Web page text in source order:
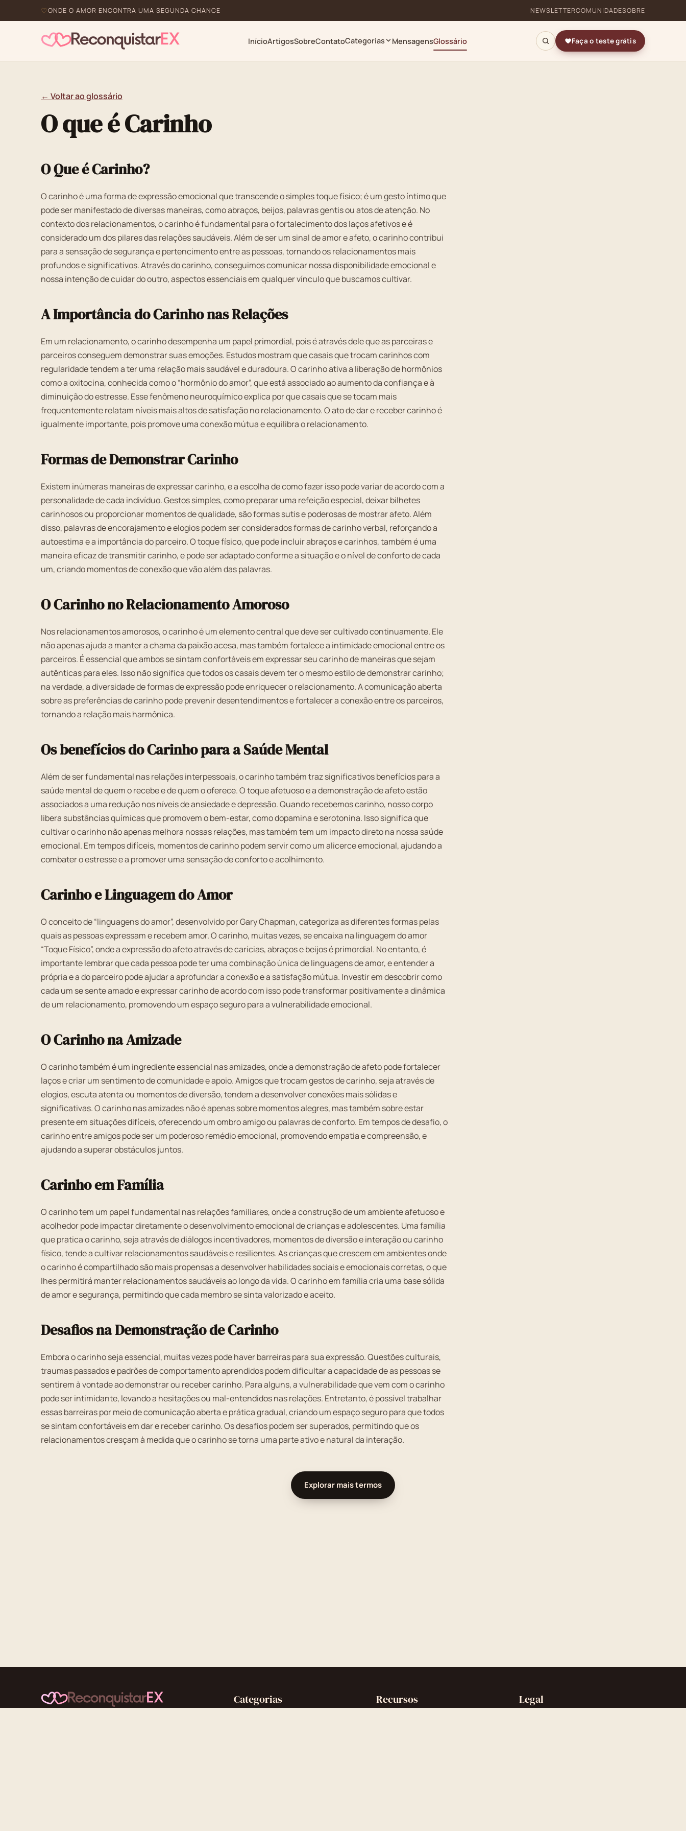
ONDE O AMOR ENCONTRA UMA SEGUNDA CHANCE NEWSLETTERCOMUNIDADESOBRE
InícioArtigosSobreContatoCategorias MensagensGlossário Faça o teste grátis
← Voltar ao glossário
O que é Carinho
O Que é Carinho?
O carinho é uma forma de expressão emocional que transcende o simples toque físico; é um gesto íntimo que
pode ser manifestado de diversas maneiras, como abraços, beijos, palavras gentis ou atos de atenção. No
contexto dos relacionamentos, o carinho é fundamental para o fortalecimento dos laços afetivos e é
considerado um dos pilares das relações saudáveis. Além de ser um sinal de amor e afeto, o carinho contribui
para a sensação de segurança e pertencimento entre as pessoas, tornando os relacionamentos mais
profundos e significativos. Através do carinho, conseguimos comunicar nossa disponibilidade emocional e
nossa intenção de cuidar do outro, aspectos essenciais em qualquer vínculo que buscamos cultivar.
A Importância do Carinho nas Relações
Em um relacionamento, o carinho desempenha um papel primordial, pois é através dele que as parceiras e
parceiros conseguem demonstrar suas emoções. Estudos mostram que casais que trocam carinhos com
regularidade tendem a ter uma relação mais saudável e duradoura. O carinho ativa a liberação de hormônios
como a oxitocina, conhecida como o “hormônio do amor”, que está associado ao aumento da confiança e à
diminuição do estresse. Esse fenômeno neuroquímico explica por que casais que se tocam mais
frequentemente relatam níveis mais altos de satisfação no relacionamento. O ato de dar e receber carinho é
igualmente importante, pois promove uma conexão mútua e equilibra o relacionamento.
Formas de Demonstrar Carinho
Existem inúmeras maneiras de expressar carinho, e a escolha de como fazer isso pode variar de acordo com a
personalidade de cada indivíduo. Gestos simples, como preparar uma refeição especial, deixar bilhetes
carinhosos ou proporcionar momentos de qualidade, são formas sutis e poderosas de mostrar afeto. Além
disso, palavras de encorajamento e elogios podem ser considerados formas de carinho verbal, reforçando a
autoestima e a importância do parceiro. O toque físico, que pode incluir abraços e carinhos, também é uma
maneira eficaz de transmitir carinho, e pode ser adaptado conforme a situação e o nível de conforto de cada
um, criando momentos de conexão que vão além das palavras.
O Carinho no Relacionamento Amoroso
Nos relacionamentos amorosos, o carinho é um elemento central que deve ser cultivado continuamente. Ele
não apenas ajuda a manter a chama da paixão acesa, mas também fortalece a intimidade emocional entre os
parceiros. É essencial que ambos se sintam confortáveis em expressar seu carinho de maneiras que sejam
autênticas para eles. Isso não significa que todos os casais devem ter o mesmo estilo de demonstrar carinho;
na verdade, a diversidade de formas de expressão pode enriquecer o relacionamento. A comunicação aberta
sobre as preferências de carinho pode prevenir desentendimentos e fortalecer a conexão entre os parceiros,
tornando a relação mais harmônica.
Os benefícios do Carinho para a Saúde Mental
Além de ser fundamental nas relações interpessoais, o carinho também traz significativos benefícios para a
saúde mental de quem o recebe e de quem o oferece. O toque afetuoso e a demonstração de afeto estão
associados a uma redução nos níveis de ansiedade e depressão. Quando recebemos carinho, nosso corpo
libera substâncias químicas que promovem o bem-estar, como dopamina e serotonina. Isso significa que
cultivar o carinho não apenas melhora nossas relações, mas também tem um impacto direto na nossa saúde
emocional. Em tempos difíceis, momentos de carinho podem servir como um alicerce emocional, ajudando a
combater o estresse e a promover uma sensação de conforto e acolhimento.
Carinho e Linguagem do Amor
O conceito de “linguagens do amor”, desenvolvido por Gary Chapman, categoriza as diferentes formas pelas
quais as pessoas expressam e recebem amor. O carinho, muitas vezes, se encaixa na linguagem do amor
“Toque Físico”, onde a expressão do afeto através de carícias, abraços e beijos é primordial. No entanto, é
importante lembrar que cada pessoa pode ter uma combinação única de linguagens de amor, e entender a
própria e a do parceiro pode ajudar a aprofundar a conexão e a satisfação mútua. Investir em descobrir como
cada um se sente amado e expressar carinho de acordo com isso pode transformar positivamente a dinâmica
de um relacionamento, promovendo um espaço seguro para a vulnerabilidade emocional.
O Carinho na Amizade
O carinho também é um ingrediente essencial nas amizades, onde a demonstração de afeto pode fortalecer
laços e criar um sentimento de comunidade e apoio. Amigos que trocam gestos de carinho, seja através de
elogios, escuta atenta ou momentos de diversão, tendem a desenvolver conexões mais sólidas e
significativas. O carinho nas amizades não é apenas sobre momentos alegres, mas também sobre estar
presente em situações difíceis, oferecendo um ombro amigo ou palavras de conforto. Em tempos de desafio, o
carinho entre amigos pode ser um poderoso remédio emocional, promovendo empatia e compreensão, e
ajudando a superar obstáculos juntos.
Carinho em Família
O carinho tem um papel fundamental nas relações familiares, onde a construção de um ambiente afetuoso e
acolhedor pode impactar diretamente o desenvolvimento emocional de crianças e adolescentes. Uma família
que pratica o carinho, seja através de diálogos incentivadores, momentos de diversão e interação ou carinho
físico, tende a cultivar relacionamentos saudáveis e resilientes. As crianças que crescem em ambientes onde
o carinho é compartilhado são mais propensas a desenvolver habilidades sociais e emocionais corretas, o que
lhes permitirá manter relacionamentos saudáveis ao longo da vida. O carinho em família cria uma base sólida
de amor e segurança, permitindo que cada membro se sinta valorizado e aceito.
Desafios na Demonstração de Carinho
Embora o carinho seja essencial, muitas vezes pode haver barreiras para sua expressão. Questões culturais,
traumas passados e padrões de comportamento aprendidos podem dificultar a capacidade de as pessoas se
sentirem à vontade ao demonstrar ou receber carinho. Para alguns, a vulnerabilidade que vem com o carinho
pode ser intimidante, levando a hesitações ou mal-entendidos nas relações. Entretanto, é possível trabalhar
essas barreiras por meio de comunicação aberta e prática gradual, criando um espaço seguro para que todos
se sintam confortáveis em dar e receber carinho. Os desafios podem ser superados, permitindo que os
relacionamentos cresçam à medida que o carinho se torna uma parte ativo e natural da interação.
Explorar mais termos
Categorias Recursos Legal